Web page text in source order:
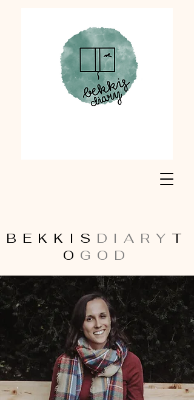
BEKKIS DIARY T
O GOD